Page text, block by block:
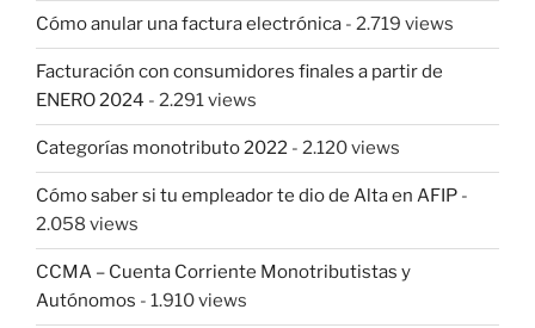
Cómo anular una factura electrónica - 2.719 views
Facturación con consumidores finales a partir de
ENERO 2024 - 2.291 views
Categorías monotributo 2022 - 2.120 views
Cómo saber si tu empleador te dio de Alta en AFIP -
2.058 views
CCMA – Cuenta Corriente Monotributistas y
Autónomos - 1.910 views